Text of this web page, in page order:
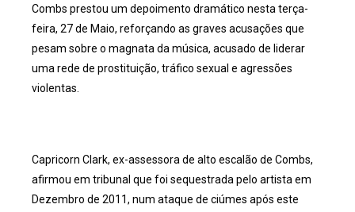
Combs prestou um depoimento dramático nesta terça-
feira, 27 de Maio, reforçando as graves acusações que
pesam sobre o magnata da música, acusado de liderar
uma rede de prostituição, tráfico sexual e agressões
violentas.
Capricorn Clark, ex-assessora de alto escalão de Combs,
afirmou em tribunal que foi sequestrada pelo artista em
Dezembro de 2011, num ataque de ciúmes após este